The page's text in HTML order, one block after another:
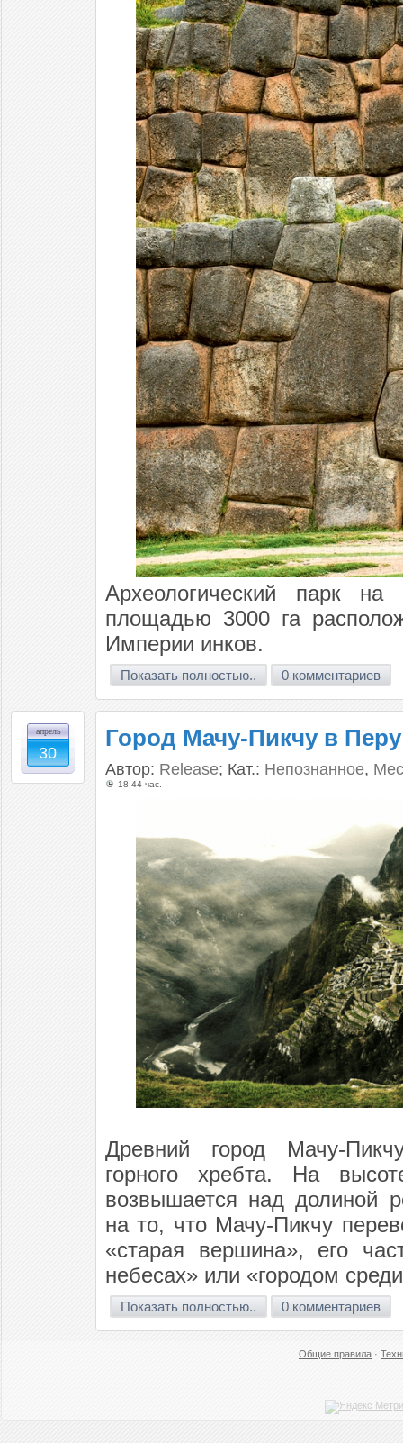
Археологический парк
площадью 3000 га
Империи инков.
Показать полностью.. 0 комментариев
апрель
30
Город Мачу-Пикчу в Перу
Автор: Release; Кат.: Непознанное,
18:44 час.
Древний город Мачу-
горного хребта. На
возвышается над долиной
на то, что Мачу-Пикчу
«старая вершина», его
небесах» или «городом
Показать полностью.. 0 комментариев
Общие правила ·